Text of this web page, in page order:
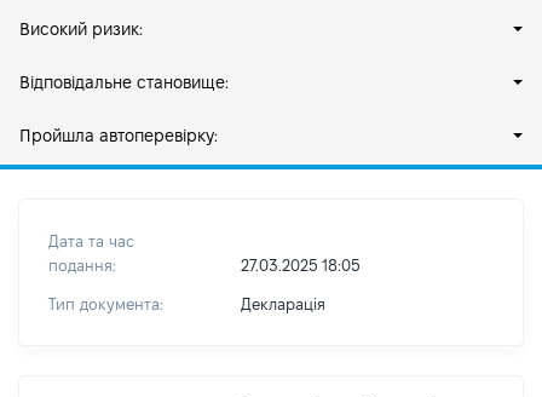
Високий ризик:
Відповідальне становище:
Пройшла автоперевірку:
Дата та час
подання:
27.03.2025 18:05
Тип документа: Декларація